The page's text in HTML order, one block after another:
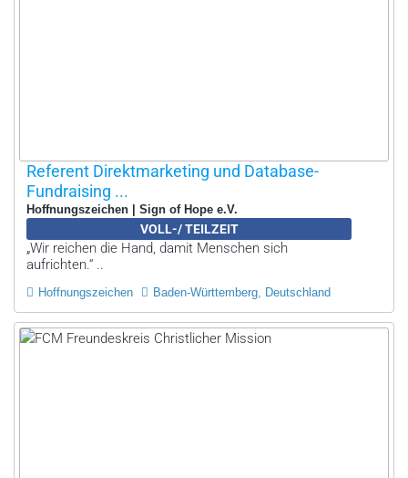
Referent Direktmarketing und Database-
Fundraising ...
Hoffnungszeichen | Sign of Hope e.V.
VOLL-/ TEILZEIT
„Wir reichen die Hand, damit Menschen sich
aufrichten.“ ..
Hoffnungszeichen Baden-Württemberg, Deutschland